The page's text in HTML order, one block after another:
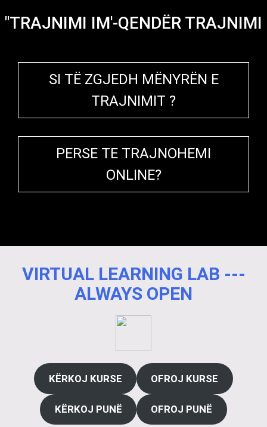
"TRAJNIMI IM'-QENDËR TRAJNIMI
SI TË ZGJEDH MËNYRËN E
TRAJNIMIT ?
PERSE TE TRAJNOHEMI
ONLINE?
VIRTUAL LEARNING LAB ---
ALWAYS OPEN
KËRKOJ KURSE OFROJ KURSE
KËRKOJ PUNË OFROJ PUNË